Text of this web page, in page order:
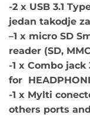
-2 x USB 3.1
jedan takodje
–1 x micro SD
reader (SD,
-1 x Combo
for
-1 x Mylti
others ports